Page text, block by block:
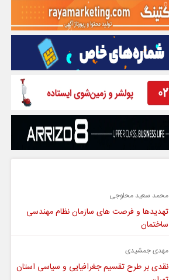
محمد سعید محلوجی
تهدیدها و فرصت های سازمان نظام مهندسی
ساختمان
مهدی جمشیدی
نقدی بر طرح تقسیم جغرافیایی و سیاسی استان